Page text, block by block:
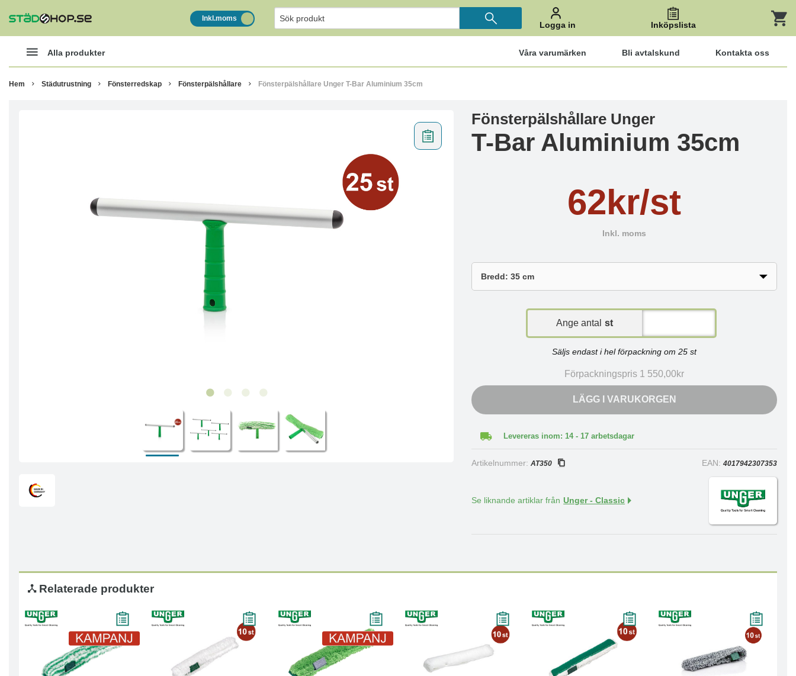
Inkl.moms
Logga in Inköpslista
Alla produkter Våra varumärken Bli avtalskund Kontakta oss
Hem Städutrustning Fönsterredskap Fönsterpälshållare Fönsterpälshållare Unger T-Bar Aluminium 35cm
Fönsterpälshållare Unger
T-Bar Aluminium 35cm
62kr/st
Inkl. moms
Ange antal st
Säljs endast i hel förpackning om 25 st
Förpackningspris 1 550,00kr
LÄGG I VARUKORGEN
Levereras inom: 14 - 17 arbetsdagar
Artikelnummer:AT350 EAN: 4017942307353
Se liknande artiklar från Unger - Classic
Relaterade produkter